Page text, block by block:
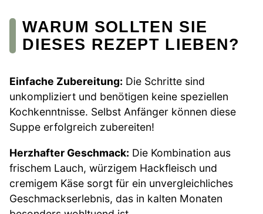
WARUM SOLLTEN SIE
DIESES REZEPT LIEBEN?
Einfache Zubereitung: Die Schritte sind
unkompliziert und benötigen keine speziellen
Kochkenntnisse. Selbst Anfänger können diese
Suppe erfolgreich zubereiten!
Herzhafter Geschmack: Die Kombination aus
frischem Lauch, würzigem Hackfleisch und
cremigem Käse sorgt für ein unvergleichliches
Geschmackserlebnis, das in kalten Monaten